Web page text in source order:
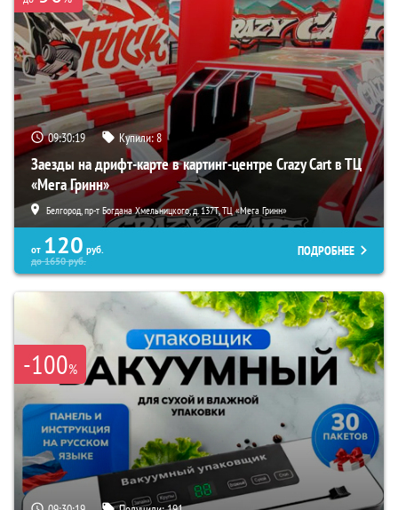
09:30:18 Купили:8
Заезды на дрифт-карте в картинг-центре Crazy Cart в ТЦ
«Мега Гринн»
Белгород, пр-т Богдана Хмельницкого, д. 137Т, ТЦ «Мега Гринн»
от 120 руб.
до1650руб.
ПОДРОБНЕЕ
-100%